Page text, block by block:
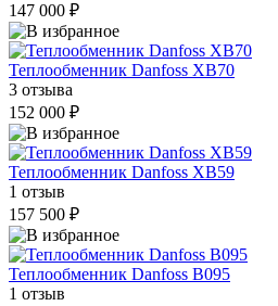
147 000 ₽
Теплообменник Danfoss XB70
3 отзыва
152 000 ₽
Теплообменник Danfoss XB59
1 отзыв
157 500 ₽
Теплообменник Danfoss B095
1 отзыв